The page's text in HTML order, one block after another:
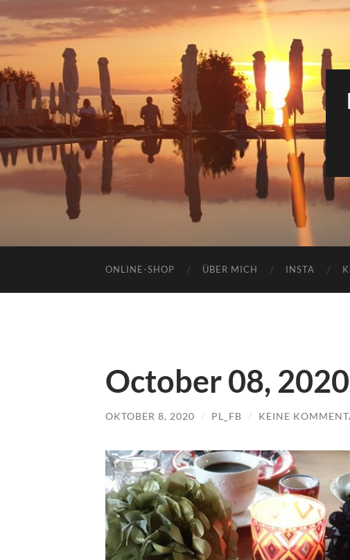
ONLINE-SHOP ÜBER MICH INSTA
October 08,
OKTOBER 8, 2020 / PL_FB / KEINE